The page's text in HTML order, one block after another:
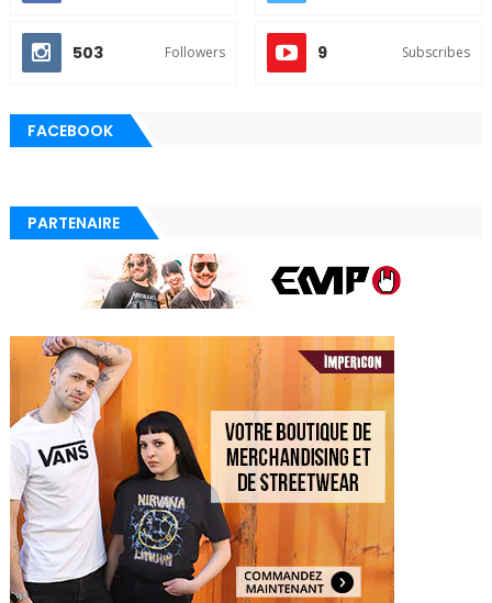
503 Followers 9 Subscribes
FACEBOOK
PARTENAIRE